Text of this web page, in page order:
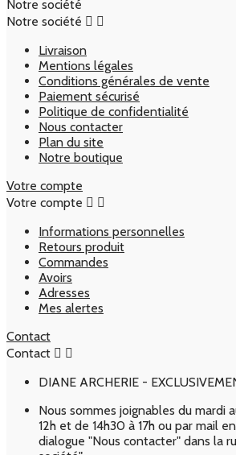
Notre société
Notre société  
Livraison
Mentions légales
Conditions générales de vente
Paiement sécurisé
Politique de confidentialité
Nous contacter
Plan du site
Notre boutique
Votre compte
Votre compte  
Informations personnelles
Retours produit
Commandes
Avoirs
Adresses
Mes alertes
Contact
Contact  
DIANE ARCHERIE -
Nous sommes joignables du mardi
12h et de 14h30 à 17h ou par mail
dialogue "Nous contacter" dans la